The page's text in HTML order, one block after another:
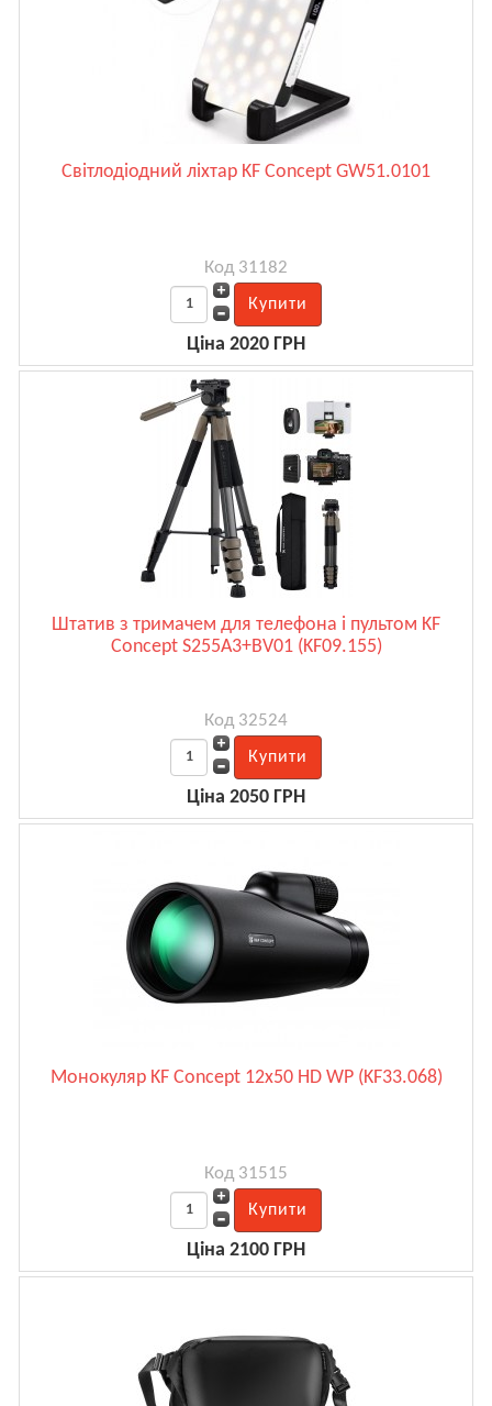
Світлодіодний ліхтар KF Concept GW51.0101
Код 31182
Ціна 2020 ГРН
Штатив з тримачем для телефона і пультом KF
Concept S255A3+BV01 (KF09.155)
Код 32524
Ціна 2050 ГРН
Монокуляр KF Concept 12x50 HD WP (KF33.068)
Код 31515
Ціна 2100 ГРН